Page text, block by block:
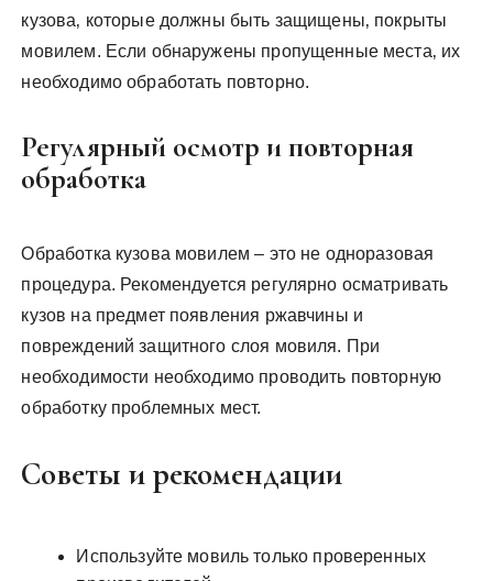
кузова‚ которые должны быть защищены‚ покрыты
мовилем. Если обнаружены пропущенные места‚ их
необходимо обработать повторно.
Регулярный осмотр и повторная
обработка
Обработка кузова мовилем – это не одноразовая
процедура. Рекомендуется регулярно осматривать
кузов на предмет появления ржавчины и
повреждений защитного слоя мовиля. При
необходимости необходимо проводить повторную
обработку проблемных мест.
Советы и рекомендации
Используйте мовиль только проверенных